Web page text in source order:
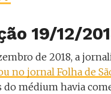
19/12/
de 2018, a
no jornal Folha de
do médium havia